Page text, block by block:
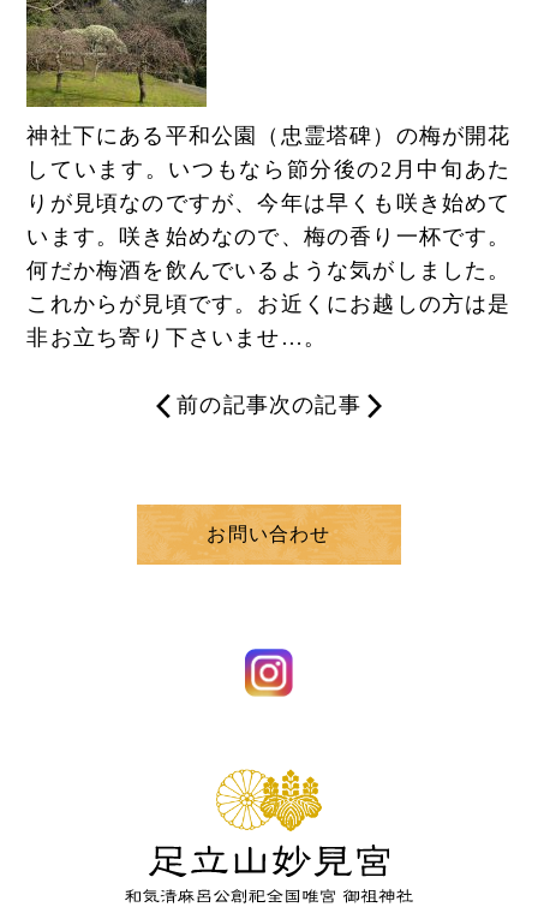
神社下にある平和公園（忠霊塔碑）の梅が開花
しています。いつもなら節分後の2月中旬あた
りが見頃なのですが、今年は早くも咲き始めて
います。咲き始めなので、梅の香り一杯です。
何だか梅酒を飲んでいるような気がしました。
これからが見頃です。お近くにお越しの方は是
非お立ち寄り下さいませ…。
前の記事次の記事
お問い合わせ